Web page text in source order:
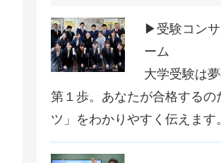
▶受験コン
ーム
大学受験は
第１歩。あなたが合格するの
ツ」をわかりやすく伝えます。